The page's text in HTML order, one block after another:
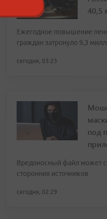
40,5
Ежегодное повышение
граждан затронуло 9,3
сегодня, 03:23
под
Вредоносный файл может
сторонних источников
сегодня, 02:29